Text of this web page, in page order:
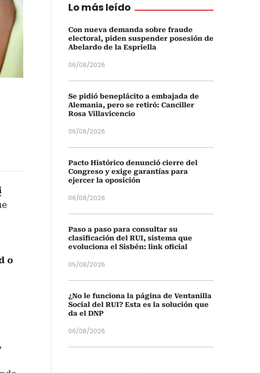
o
Lo más leído
Con nueva demanda sobre fraude
electoral, piden suspender posesión de
Abelardo de la Espriella
06/08/2026
Se pidió beneplácito a embajada de
Alemania, pero se retiró: Canciller
Rosa Villavicencio
06/08/2026
Pacto Histórico denunció cierre del
Congreso y exige garantías para
ejercer la oposición
06/08/2026
Paso a paso para consultar su
clasificación del RUI, sistema que
evoluciona el Sisbén: link oficial
05/08/2026
¿No le funciona la página de Ventanilla
Social del RUI? Esta es la solución que
da el DNP
06/08/2026